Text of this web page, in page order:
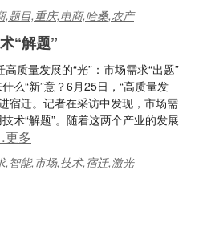
,题目,重庆,电商,哈桑,农产
“解题”
质量发展的“光”：市场需求“出题”
么“新”意？6月25日，“高质量发
宿迁。记者在采访中发现，市场需
术“解题”。随着这两个产业的发展
多
,智能,市场,技术,宿迁,激光